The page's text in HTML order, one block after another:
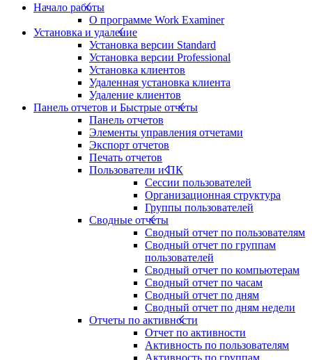
Начало работы
О программе Work Examiner
Установка и удаление
Установка версии Standard
Установка версии Professional
Установка клиентов
Удаленная установка клиента
Удаление клиентов
Панель отчетов и Быстрые отчеты
Панель отчетов
Элементы управления отчетами
Экспорт отчетов
Печать отчетов
Пользователи и ПК
Сессии пользователей
Организационная структура
Группы пользователей
Сводные отчеты
Сводный отчет по пользователям
Сводный отчет по группам
пользователей
Сводный отчет по компьютерам
Сводный отчет по часам
Сводный отчет по дням
Сводный отчет по дням недели
Отчеты по активности
Отчет по активности
Активность по пользователям
Активность по группам